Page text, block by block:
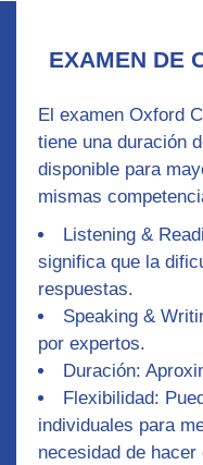
EXAMEN DE
El examen Oxford
tiene una duración
disponible para
mismas
Listening &
significa que la
respuestas.
Speaking &
por expertos.
Duración:
Flexibilidad:
individuales para
necesidad de